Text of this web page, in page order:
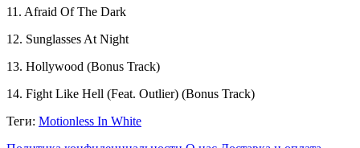
11. Afraid Of The Dark
12. Sunglasses At Night
13. Hollywood (Bonus Track)
14. Fight Like Hell (Feat. Outlier) (Bonus Track)
Теги: Motionless In White